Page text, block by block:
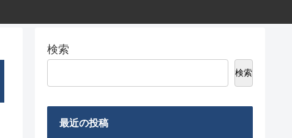
検索
検索
最近の投稿